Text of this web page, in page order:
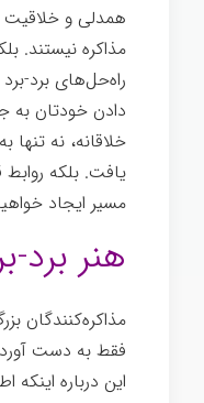
همدلی و
مذاکره نیستند.
راه‌حل‌های برد-
دادن خودتان به
خلاقانه، نه
یافت. بلکه
مسیر ایجاد
هنر برد-
مذاکره‌کنندگان
فقط به دست
این درباره